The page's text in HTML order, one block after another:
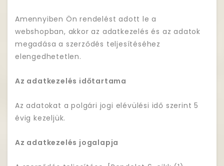
Amennyiben Ön rendelést adott le a
webshopban, akkor az adatkezelés és az adatok
megadása a szerződés teljesítéséhez
elengedhetetlen.
Az adatkezelés időtartama
Az adatokat a polgári jogi elévülési idő szerint 5
évig kezeljük.
Az adatkezelés jogalapja